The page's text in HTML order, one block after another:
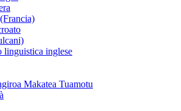
linguistica inglese
Makatea Tuamotu